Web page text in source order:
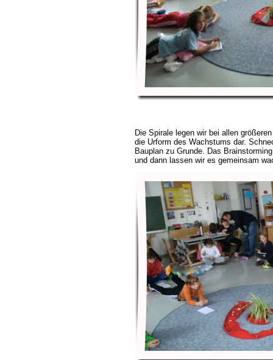
Die Spirale legen wir bei allen
die Urform des Wachstums dar.
Bauplan zu Grunde. Das
und dann lassen wir es gemeinsam